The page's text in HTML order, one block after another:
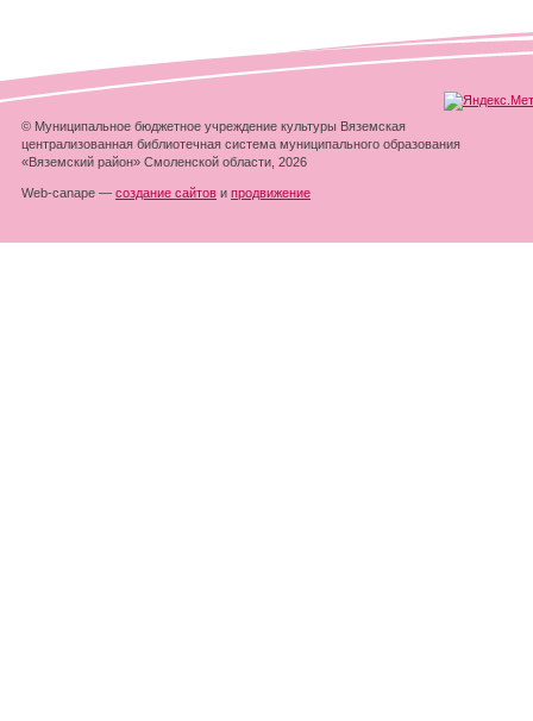
© Муниципальное бюджетное учреждение культуры Вяземская
централизованная библиотечная система муниципального образования
«Вяземский район» Смоленской области, 2026
Web-canape — создание сайтов и продвижение